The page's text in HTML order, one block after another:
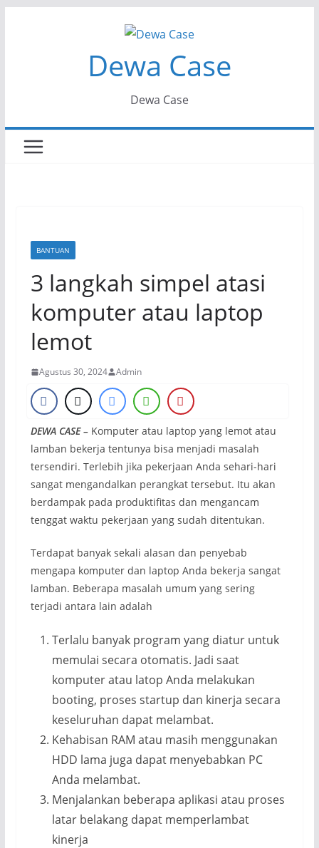
Dewa Case
Dewa Case
BANTUAN
3 langkah simpel atasi
komputer atau laptop
lemot
Agustus 30, 2024 Admin
DEWA CASE –Komputer atau laptop yang lemot atau
lamban bekerja tentunya bisa menjadi masalah
tersendiri. Terlebih jika pekerjaan Anda sehari-hari
sangat mengandalkan perangkat tersebut. Itu akan
berdampak pada produktifitas dan mengancam
tenggat waktu pekerjaan yang sudah ditentukan.
Terdapat banyak sekali alasan dan penyebab
mengapa komputer dan laptop Anda bekerja sangat
lamban. Beberapa masalah umum yang sering
terjadi antara lain adalah
Terlalu banyak program yang diatur untuk
memulai secara otomatis. Jadi saat
komputer atau latop Anda melakukan
booting, proses startup dan kinerja secara
keseluruhan dapat melambat.
Kehabisan RAM atau masih menggunakan
HDD lama juga dapat menyebabkan PC
Anda melambat.
Menjalankan beberapa aplikasi atau proses
latar belakang dapat memperlambat
kinerja